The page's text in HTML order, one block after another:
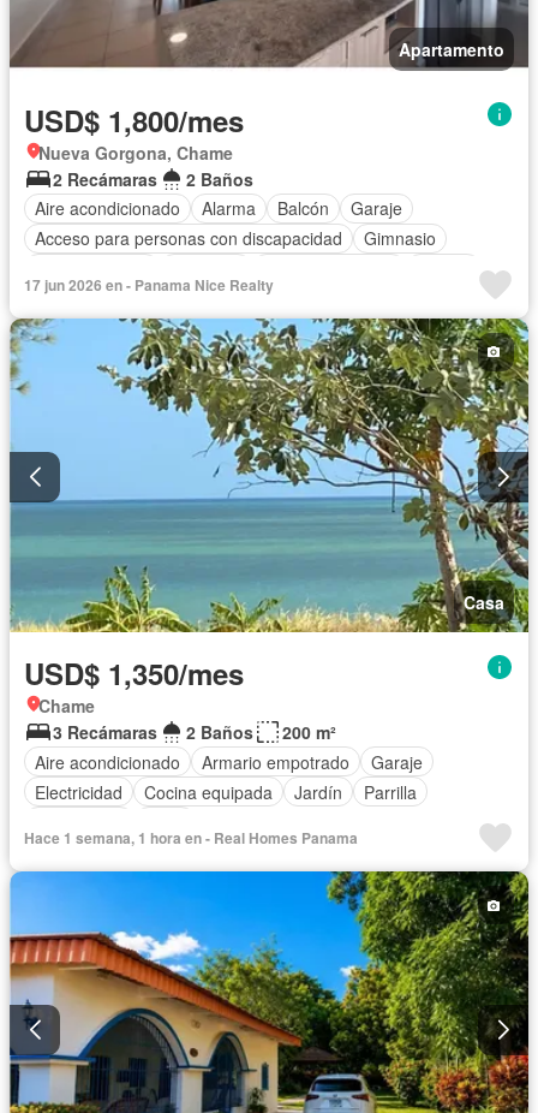
Apartamento
USD$ 1,800/mes
Nueva Gorgona, Chame
2 Recámaras
2 Baños
Aire acondicionado
Alarma Balcón
Garaje
Acceso para personas con discapacidad
Gimnasio
Agua
17 jun 2026 en - Panama Nice Realty
Casa
USD$ 1,350/mes
Chame
3 Recámaras
2 Baños
200 m²
Aire acondicionado
Armario empotrado
Garaje
Electricidad
Cocina equipada Jardín
Parrilla
Hace 1 semana, 1 hora en - Real Homes Panama